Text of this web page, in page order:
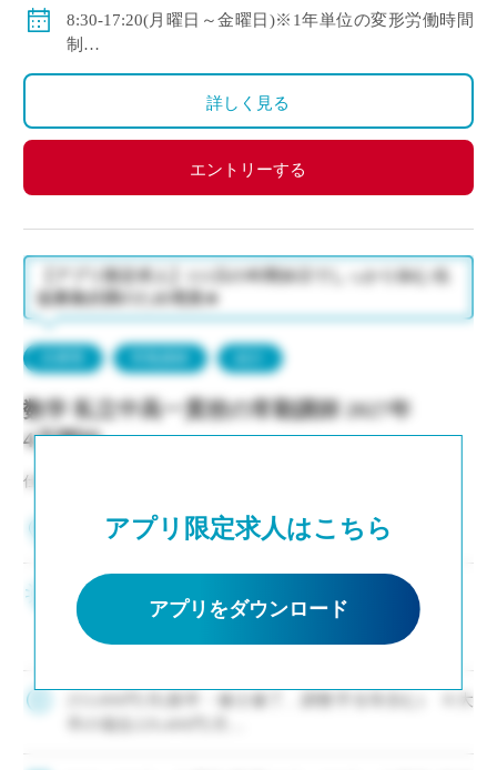
◇賞与：有
◇保険：私学共済、雇用保険、労災保険
8:30-17:20(月曜日～金曜日)※1年単位の変形労働時間
制
◇休日：年間120日程度
・土曜日、日曜日、祝日、その他学校スケジュールに
詳しく見る
エントリーする
アプリ限定求人はこちら
アプリをダウンロード
徒募集好調のため増員★
数学 私立中高一貫校の常勤講師 2027年
4月開始
仕事NO：非公開
兵庫県神戸市中央区
2～3年後の専任登用も積極的に進めています ・生
徒募集好調により増員、次年度もクラス増決定 ・
新卒および社会人からのキャリアチェンジなど未
550万円(ご経験等による) ・神 […]
253,000円/月(新卒・修士修了、調整手当等含む) ※大